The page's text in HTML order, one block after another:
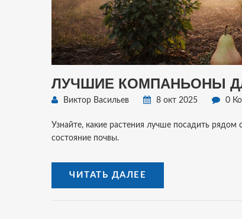
ЛУЧШИЕ КОМПАНЬОНЫ
Виктор Васильев 8 окт 2025 0
Узнайте, какие растения лучше посадить
состояние почвы.
ЧИТАТЬ ДАЛЕЕ